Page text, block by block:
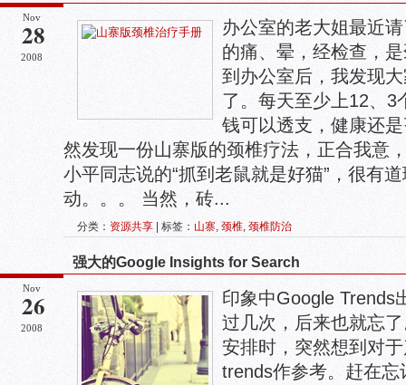
Nov
28
2008
办公室的老大姐最近
的痛、晕，经检查，
到办公室后，我发现
了。每天至少上12、3
钱可以透支，健康还
然发现一份山寨版的颈椎疗法，正合我意
小平同志说的“抓到老鼠就是好猫”，很有
动。。。 当然，砖...
分类： 资源共享 | 标签： 山寨, 颈椎, 颈椎防治
Nov
26
2008
强大的Google Insights for Search
印象中Google Trends
过几次，后来也就忘
安排时，突然想到对
trends作参考。赶在